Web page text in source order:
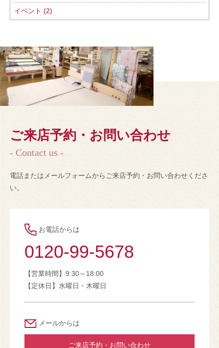
イベント (2)
ご来店予約・お問い合わせ
- Contact us -
電話またはメールフォームからご来店予約・お問い合わせくださ
い。
お電話からは
0120-99-5678
【営業時間】9:30～18:00
【定休日】水曜日・木曜日
メールからは
ご来店予約・お問い合わせ